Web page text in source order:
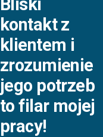
Bliski
kontakt z
klientem i
zrozumienie
jego potrzeb
to filar mojej
pracy!